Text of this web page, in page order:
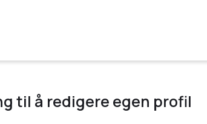
til å redigere egen profil